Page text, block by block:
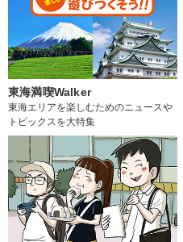
東海満喫Walker
東海エリアを楽しむためのニュースや
トピックスを大特集